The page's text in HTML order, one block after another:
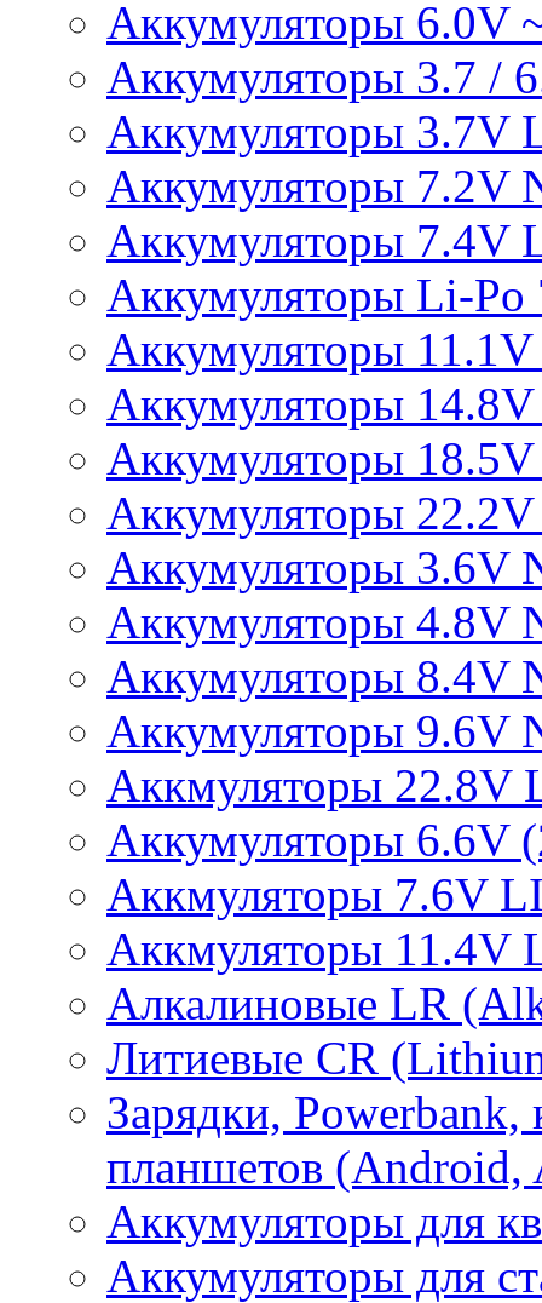
Аккумуляторы 6.0V
Аккумуляторы 3.7 /
Аккумуляторы 3.7V
Аккумуляторы 7.2V
Аккумуляторы 7.4V
Аккумуляторы Li-Po
Аккумуляторы
Аккумуляторы
Аккумуляторы
Аккумуляторы
Аккумуляторы 3.6V
Аккумуляторы 4.8V
Аккумуляторы 8.4V
Аккумуляторы 9.6V
Аккмуляторы 22.8V
Аккумуляторы 6.6V
Аккмуляторы 7.6V
Аккмуляторы 11.4V
Алкалиновые LR
Литиевые CR
Зарядки, Powerbank,
планшетов (Android,
Аккумуляторы для
Аккумуляторы для